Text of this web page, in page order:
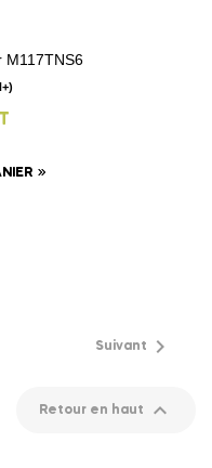
M117TNS6
Suivant 
Retour en haut 